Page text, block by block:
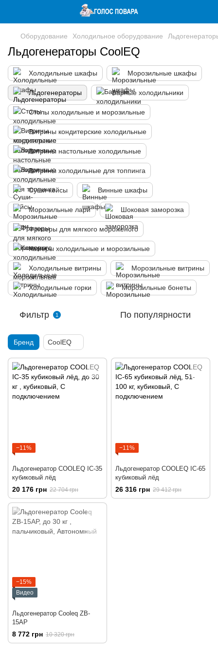
Оборудование Холодильное оборудование
Льдогенераторы CoolEQ
Холодильные шкафы Морозильные шкафы
Льдогенераторы Барные холодильники
Столы холодильные и морозильные
Витрины кондитерские холодильные
Витрины настольные холодильные
Витрины холодильные для топпинга
Суши-кейсы Винные шкафы
Морозильные лари Шоковая заморозка
Фризеры для мягкого мороженого
Камеры холодильные и морозильные
Холодильные витрины Морозильные витрины
Холодильные горки Морозильные бонеты
Фильтр 1 По популярности
Бренд CoolEQ
−11%
Льдогенератор COOLEQ IC-35
кубиковый лёд
20 176 грн 22 704 грн
−11%
Льдогенератор COOLEQ IC-65
кубиковый лёд
26 316 грн 29 412 грн
−15%
Видео
Льдогенератор Cooleq ZB-
15AP
8 772 грн 10 320 грн